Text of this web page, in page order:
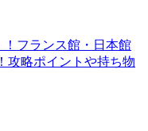
！フランス館・日本館
攻略ポイントや持ち物